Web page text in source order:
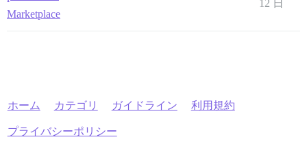
Marketplace
12 日
ホーム カテゴリ ガイドライン 利用規約
プライバシーポリシー